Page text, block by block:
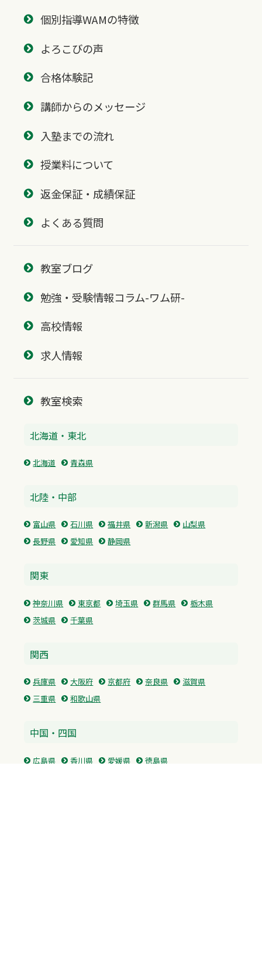
個別指導WAMの特徴
よろこびの声
合格体験記
講師からのメッセージ
入塾までの流れ
授業料について
返金保証・成績保証
よくある質問
教室ブログ
勉強・受験情報コラム-ワム研-
高校情報
求人情報
教室検索
北海道・東北
北海道 青森県
北陸・中部
富山県 石川県 福井県 新潟県
山梨県
長野県
愛知県 静岡県
関東
神奈川県 東京都 埼玉県 群馬県
栃木県
茨城県
千葉県
関西
兵庫県 大阪府 京都府 奈良県
滋賀県
三重県
和歌山県
中国・四国
広島県 香川県 愛媛県 徳島県